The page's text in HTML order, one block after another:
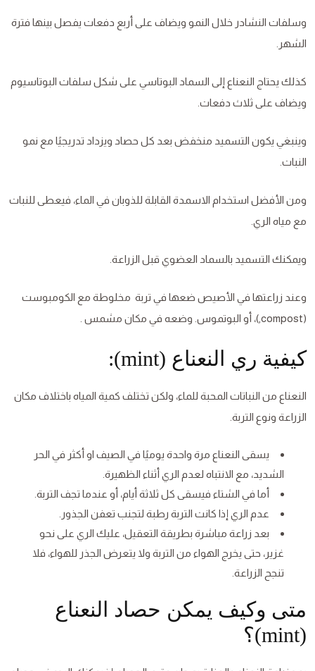
وسلفات النشادر خلال النمو ويضاف على أربع دفعات يفصل بينها فترة
الشهر.
كذلك يحتاج النعناع إلى السماد البوتاسي على شكل سلفات البوتاسيوم
ويضاف على ثلاث دفعات.
وينبغي يكون التسميد منخفض بعد كل حصاد ويزداد تدريجيًا مع نمو
النبات.
ومن الأفضل استخدام الاسمدة القابلة للذوبان في الماء، فيعطى للنبات
مع مياه الري.
ويمكنك التسميد بالسماد العضوي قبل الزراعة.
وعند زراعتها في الأصيص ضعها في تربة مخلوطة مع الكومبوست
(compost,)، أو البوتموس. وضعه في مكان مشمس .
كيفية ري النعناع (mint):
النعناع من النباتات المحبة للماء، ولكن تختلف كمية المياه باختلاف مكان
الزراعة ونوع التربة.
يسقى النعناع مرة واحدة يوميًا في الصيف او أكثر في الحر
الشديد، مع الانتباه لعدم الري أثناء الظهيرة.
أما في الشتاء فيسقى كل ثلاثة أيام، أو عندما تجف التربة.
عدم الري إذا كانت التربة رطبة لتجنب تعفن الجذور.
بعد زراعة مباشرة بطريقة التعقيل، عليك الري على نحو
غزير، حتى يخرج الهواء من التربة ولا يتعرض الجذر للهواء، فلا
تنجح الزراعة.
متى وكيف يمكن حصاد النعناع
(mint)؟